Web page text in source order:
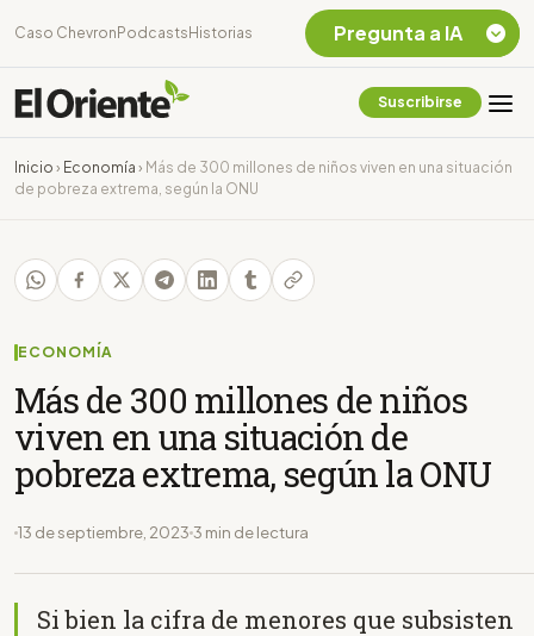
Caso Chevron Podcasts Historias
Suscribirse
Inicio › Economía › Más de 300 millones de niños viven en una situación
de pobreza extrema, según la ONU
ECONOMÍA
Más de 300 millones de niños
viven en una situación de
pobreza extrema, según la ONU
13 de septiembre, 2023 3 min de lectura
Si bien la cifra de menores que subsisten
Pregunta a IA
Chevron Ecuador